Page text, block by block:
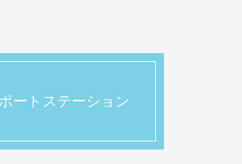
ートステーション